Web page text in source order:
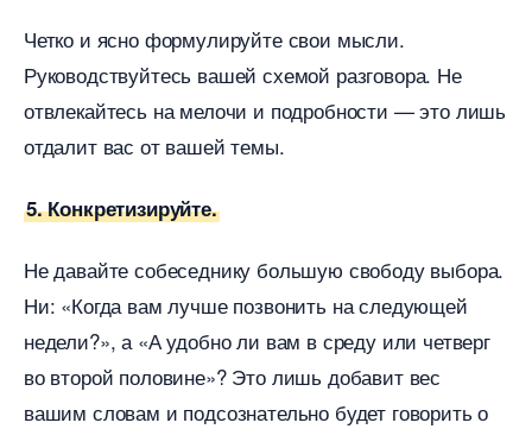
Четко и ясно формулируйте свои мысли.
Руководствуйтесь вашей схемой разговора. Не
отвлекайтесь на мелочи и подробности — это лишь
отдалит вас от вашей темы.
5. Конкретизируйте.
Не давайте собеседнику большую свободу выбора.
Ни: «Когда вам лучше позвонить на следующей
недели?», а «А удобно ли вам в среду или четвер
о второй половине»? Это лишь добавит вес
ашим словам и подсознательно будет говорить о